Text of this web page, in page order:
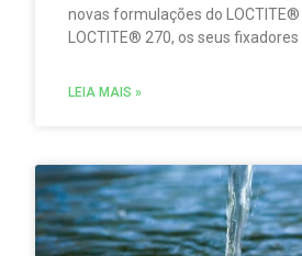
novas formulações do LOCTITE®
LOCTITE® 270, os seus
permanente a tornilharia
melhorar o desempenho dos
combinando fiabilidade
LEIA MAIS »